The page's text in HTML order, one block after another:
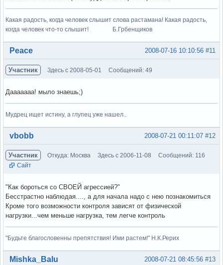
Какая радость, когда человек слышит слова растамана! Какая радость,
когда человек что-то слышит! Б.Грбенщиков
Вне форума #11
2008-07-16 10:10:56
Peace
Участник Здесь с 2008-05-01 Сообщений: 49
Дааааааа! мыло знаешь;)
Мудрец ищет истину, а глупец уже нашел..
Вне форума #12
2008-07-21 00:11:07
vbobb
Участник Откуда: Москва Здесь с 2006-11-08
Сообщений: 116
Сайт
"Как бороться со СВОЕЙ агрессией?"
Бесстрастно наблюдая...., а для начала надо с нею познакомиться
Кроме того возможности контроля зависят от физической
нагрузки...чем меньше нагрузка, тем легче контроль
"Будьте благословенны препятствия! Ими растем!" Н.К.Рерих
Вне форума #13
2008-07-21 08:45:56
Mishka_Balu